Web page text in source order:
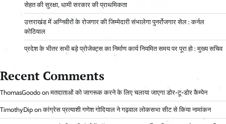
सेहत की सुरक्षा, धामी सरकार की प्राथमिकता
उत्तराखंड में अग्निवीरों के रोजगार की जिम्मेदारी संभालेगा पुनर्रोजगार सेल : कर्नल
कोठियाल
प्रदेश के भीतर सभी बड़े प्रोजेक्ट्स का निर्माण कार्य नियमित समय पर पूरा हो : मुख्य सचिव
Recent Comments
ThomasGoodo onमतदाताओं को जागरूक करने के लिए चलाया जाएगा डोर-टू-डोर कैम्पेन
TimothyDip onकांग्रेस प्रत्याशी गणेश गोदियाल ने गढ़वाल लोकसभा सीट से किया नामांकन